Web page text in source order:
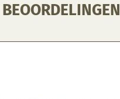
BEOORDELINGEN